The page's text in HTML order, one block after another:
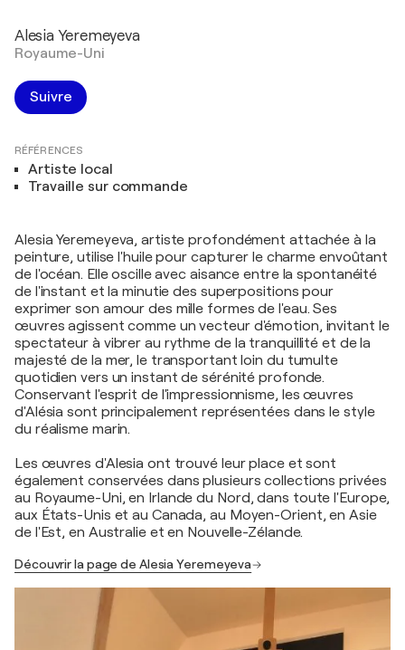
Alesia Yeremeyeva
Royaume-Uni
Suivre
RÉFÉRENCES
Artiste local
Travaille sur commande
Alesia Yeremeyeva, artiste profondément attachée à la
peinture, utilise l'huile pour capturer le charme envoûtant
de l'océan. Elle oscille avec aisance entre la spontanéité
de l'instant et la minutie des superpositions pour
exprimer son amour des mille formes de l'eau. Ses
œuvres agissent comme un vecteur d'émotion, invitant le
spectateur à vibrer au rythme de la tranquillité et de la
majesté de la mer, le transportant loin du tumulte
quotidien vers un instant de sérénité profonde.
Conservant l'esprit de l'impressionnisme, les œuvres
d'Alésia sont principalement représentées dans le style
du réalisme marin.
Les œuvres d'Alesia ont trouvé leur place et sont
également conservées dans plusieurs collections privées
au Royaume-Uni, en Irlande du Nord, dans toute l'Europe,
aux États-Unis et au Canada, au Moyen-Orient, en Asie
de l'Est, en Australie et en Nouvelle-Zélande.
Découvrir la page de Alesia Yeremeyeva